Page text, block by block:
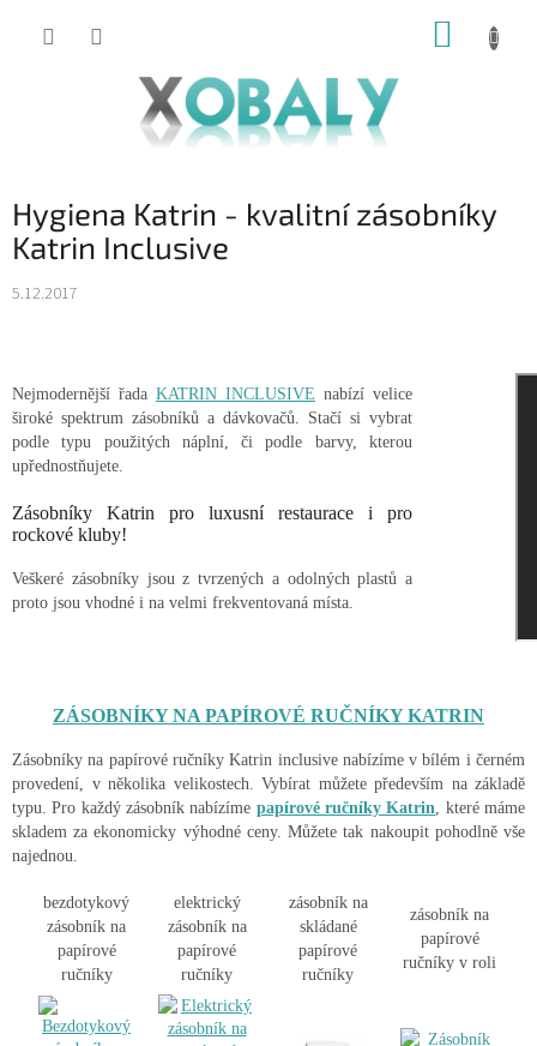
KOŠÍK
Hygiena Katrin - kvalitní zásobníky
Katrin Inclusive
5.12.2017
Nejmodernější řada KATRIN INCLUSIVE nabízí velice
široké spektrum zásobníků a dávkovačů. Stačí si vybrat
podle typu použitých náplní, či podle barvy, kterou
upřednostňujete.
Zásobníky Katrin pro luxusní restaurace i pro
rockové kluby!
Veškeré zásobníky jsou z tvrzených a odolných plastů a
proto jsou vhodné i na velmi frekventovaná místa.
ZÁSOBNÍKY NA PAPÍROVÉ RUČNÍKY KATRIN
Zásobníky na papírové ručníky Katrin inclusive nabízíme v bílém i černém
provedení, v několika velikostech. Vybírat můžete především na základě
typu. Pro každý zásobník nabízíme papírové ručníky Katrin , které máme
skladem za ekonomicky výhodné ceny. Můžete tak nakoupit pohodlně vše
najednou.
bezdotykový
zásobník na
papírové
ručníky
elektrický
zásobník na
papírové
ručníky
zásobník na
skládané
papírové
ručníky
zásobník na
papírové
ručníky v roli